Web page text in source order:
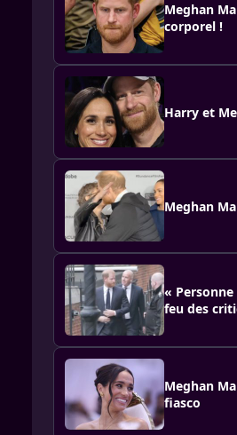
Meghan
corporel !
Harry et
Meghan
«
feu des
Meghan
fiasco